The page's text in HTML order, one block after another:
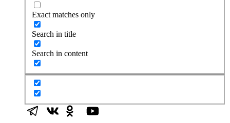
Exact matches only
Search in title
Search in content